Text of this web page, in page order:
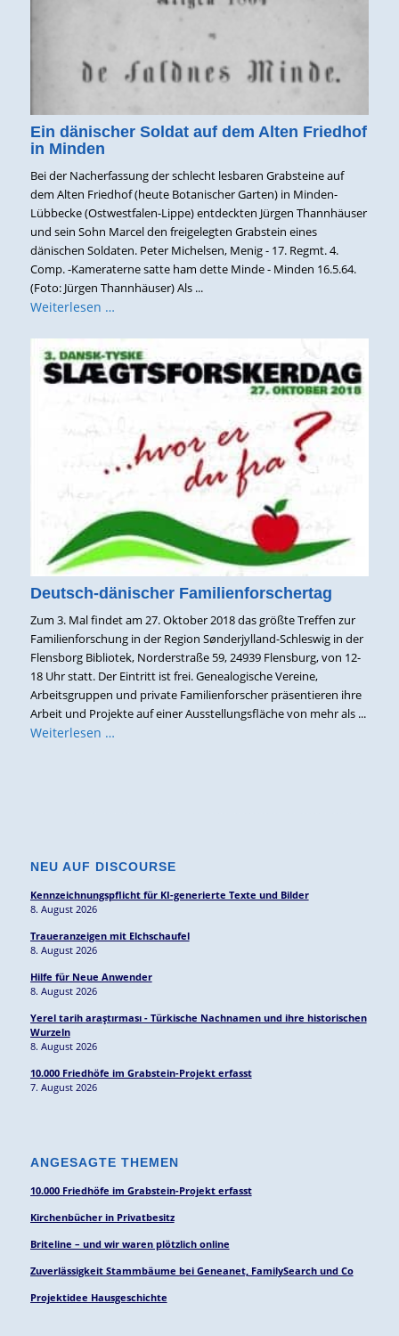
Ein dänischer Soldat auf dem Alten Friedhof
in Minden
Bei der Nacherfassung der schlecht lesbaren Grabsteine auf
dem Alten Friedhof (heute Botanischer Garten) in Minden-
Lübbecke (Ostwestfalen-Lippe) entdeckten Jürgen Thannhäuser
und sein Sohn Marcel den freigelegten Grabstein eines
dänischen Soldaten. Peter Michelsen, Menig - 17. Regmt. 4.
Comp. -Kameraterne satte ham dette Minde - Minden 16.5.64.
(Foto: Jürgen Thannhäuser) Als ...
Weiterlesen …
Deutsch-dänischer Familienforschertag
Zum 3. Mal findet am 27. Oktober 2018 das größte Treffen zur
Familienforschung in der Region Sønderjylland-Schleswig in der
Flensborg Bibliotek, Norderstraße 59, 24939 Flensburg, von 12-
18 Uhr statt. Der Eintritt ist frei. Genealogische Vereine,
Arbeitsgruppen und private Familienforscher präsentieren ihre
Arbeit und Projekte auf einer Ausstellungsfläche von mehr als ...
Weiterlesen …
NEU AUF DISCOURSE
Kennzeichnungspflicht für KI-generierte Texte und Bilder
8. August 2026
Traueranzeigen mit Elchschaufel
8. August 2026
Hilfe für Neue Anwender
8. August 2026
Yerel tarih araştırması - Türkische Nachnamen und ihre historischen
Wurzeln
8. August 2026
10.000 Friedhöfe im Grabstein-Projekt erfasst
7. August 2026
ANGESAGTE THEMEN
10.000 Friedhöfe im Grabstein-Projekt erfasst
Kirchenbücher in Privatbesitz
Briteline – und wir waren plötzlich online
Zuverlässigkeit Stammbäume bei Geneanet, FamilySearch und Co
Projektidee Hausgeschichte